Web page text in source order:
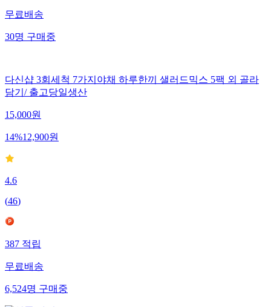
무료배송
30명구매중
다신샵 3회세척 7가지야채 하루한끼 샐러드믹스 5팩 외 골라
담기/ 출고당일생산
15,000원
14%12,900원
4.6
(46)
387적립
무료배송
6,524명구매중